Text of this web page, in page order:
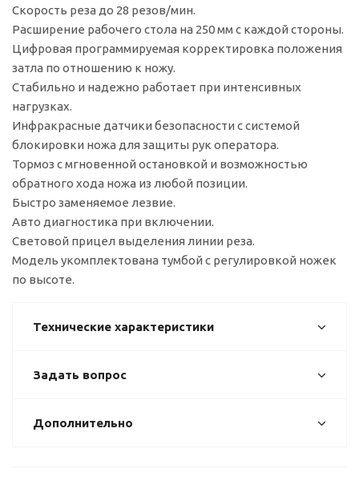
Скорость реза до 28 резов/мин.
Расширение рабочего стола на 250 мм с каждой стороны.
Цифровая программируемая корректировка положения
затла по отношению к ножу.
Стабильно и надежно работает при интенсивных
нагрузках.
Инфракрасные датчики безопасности с системой
блокировки ножа для защиты рук оператора.
Тормоз с мгновенной остановкой и возможностью
обратного хода ножа из любой позиции.
Быстро заменяемое лезвие.
Авто диагностика при включении.
Световой прицел выделения линии реза.
Модель укомплектована тумбой с регулировкой ножек
по высоте.
Технические характеристики
Задать вопрос
Дополнительно